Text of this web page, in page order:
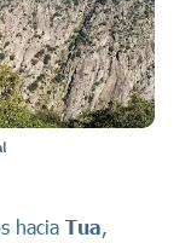
hacia Tua,